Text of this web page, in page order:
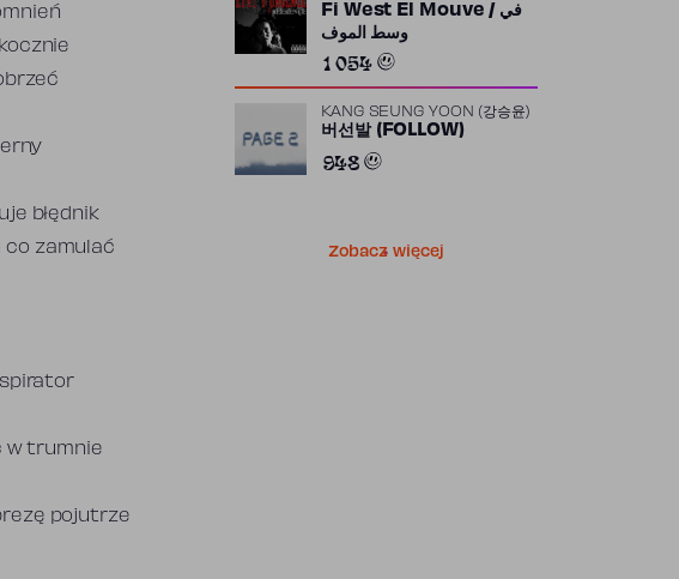
błędnik
co zamulać
w trumnie
pojutrze
Fi West El Mouve / في
وسط الموف
1 054
KANG SEUNG YOON (강승윤)
버선발 (FOLLOW)
948
Zobacz więcej